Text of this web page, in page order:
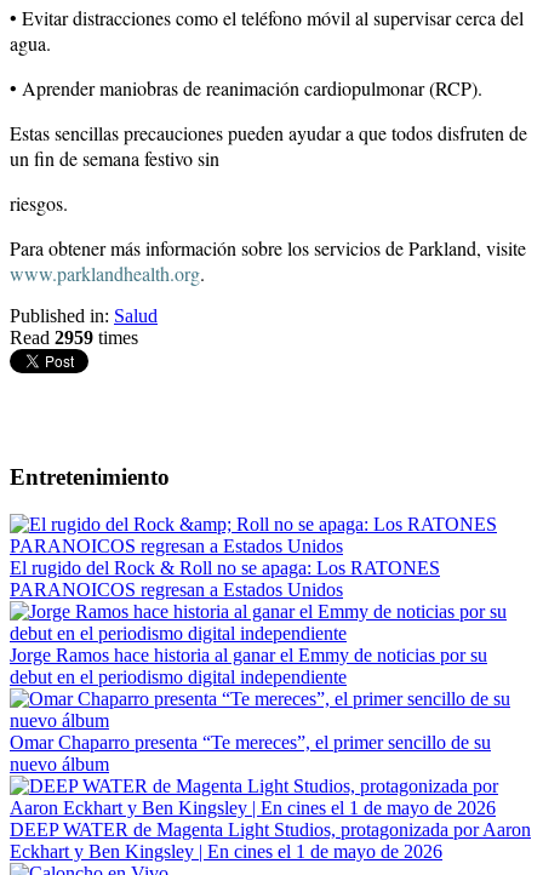
• Evitar distracciones como el teléfono móvil al supervisar cerca del
agua.
• Aprender maniobras de reanimación cardiopulmonar (RCP).
Estas sencillas precauciones pueden ayudar a que todos disfruten de
un fin de semana festivo sin
riesgos.
Para obtener más información sobre los servicios de Parkland, visite
www.parklandhealth.org.
Published in: Salud
Read 2959 times
Entretenimiento
El rugido del Rock & Roll no se apaga: Los RATONES
PARANOICOS regresan a Estados Unidos
Jorge Ramos hace historia al ganar el Emmy de noticias por su
debut en el periodismo digital independiente
Omar Chaparro presenta “Te mereces”, el primer sencillo de su
nuevo álbum
DEEP WATER de Magenta Light Studios, protagonizada por Aaron
Eckhart y Ben Kingsley | En cines el 1 de mayo de 2026